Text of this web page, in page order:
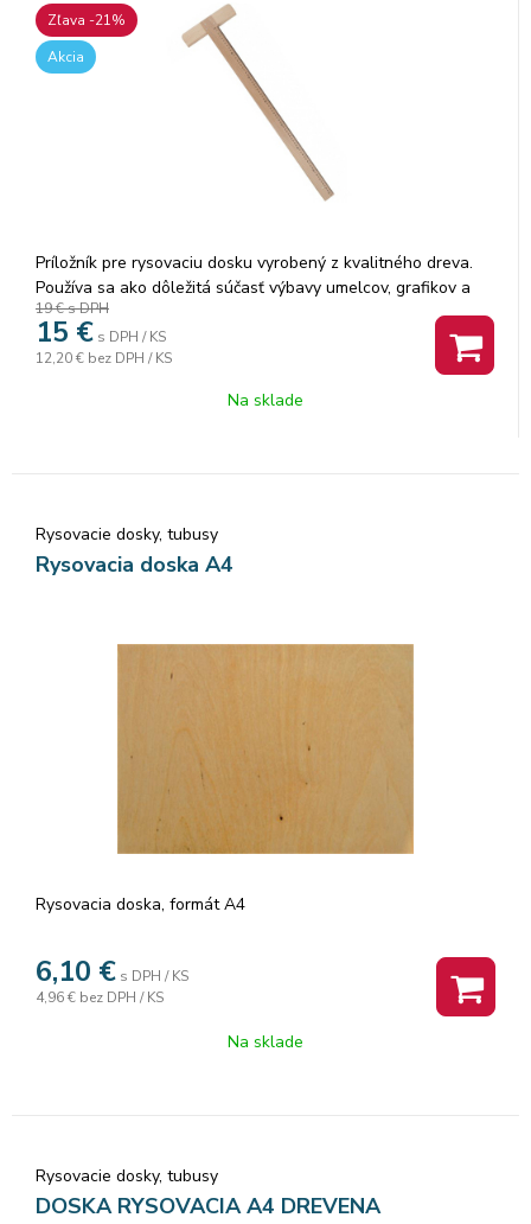
Zľava -21%
Akcia
Príložník pre rysovaciu dosku vyrobený z kvalitného dreva.
Používa sa ako dôležitá súčasť výbavy umelcov, grafikov a
architektov. Vyrobený na Slovensku. Dĺžka: 71cm.
19 €s DPH
15 € s DPH / KS
12,20 € bez DPH / KS
Na sklade
Rysovacie dosky, tubusy
Rysovacia doska A4
Rysovacia doska, formát A4
6,10 € s DPH / KS
4,96 € bez DPH / KS
Na sklade
Rysovacie dosky, tubusy
DOSKA RYSOVACIA A4 DREVENA